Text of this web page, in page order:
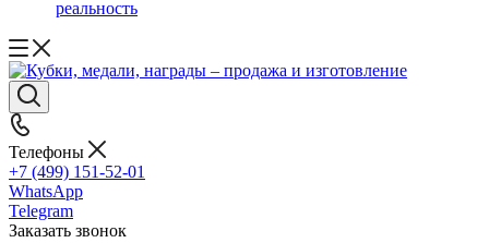
реальность
Телефоны
+7 (499) 151-52-01
WhatsApp
Telegram
Заказать звонок